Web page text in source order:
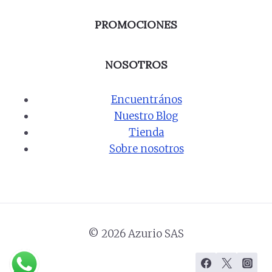
PROMOCIONES
NOSOTROS
Encuentrános
Nuestro Blog
Tienda
Sobre nosotros
© 2026 Azurio SAS